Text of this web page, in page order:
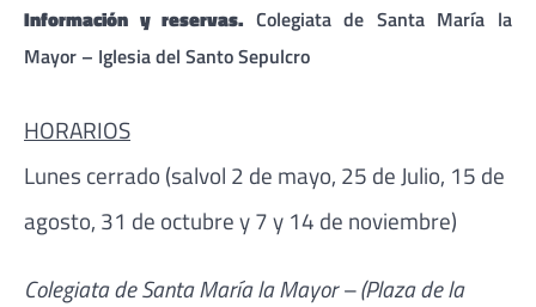
Información y reservas. Colegiata de Santa María la
Mayor – Iglesia del Santo Sepulcro
HORARIOS
Lunes cerrado (salvol 2 de mayo, 25 de Julio, 15 de
agosto, 31 de octubre y 7 y 14 de noviembre)
Colegiata de Santa María la Mayor – (Plaza de la